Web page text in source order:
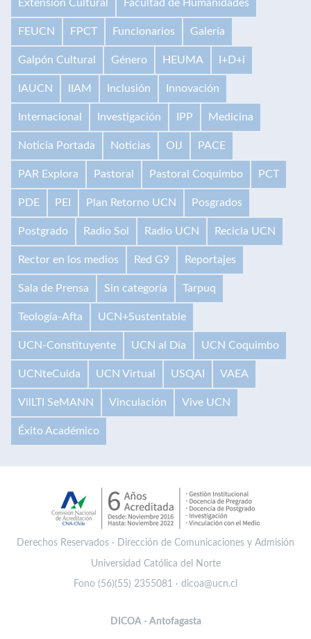
Extensión Cultural Facultad de Humanidades
FEUCN FPCT Funcionarios Galería
Galpón Cultural Género HEUMA I+D+i
IAUCN IIAM Inclusión Innovación
Internacional Investigación IPP Medicina
Noticia Portada Noticias OIJ PACE
PAR Explora Pastoral Pastoral Coquimbo PCT
PDE PEI Plan Retorno UCN Posgrados
Postgrado Radio Sol Radio UCN Recicla UCN
Rector en los medios Red G9 Reportajes
Sala de Prensa Sin categoría Tarpuq
Teología-Afta UCN+Sustentable
UCN-Constituyente UCN al Día UCN Coquimbo
UCNteCuida UCN Virtual USQAI VAEA
VilLTI SeMANN Vinculación Vive UCN
Éxito Académico
Derechos Reservados · Dirección de Comunicaciones y Admisión
Universidad Católica del Norte
Fono (56)(55) 2355081 · dicoa@ucn.cl
DICOA - Antofagasta